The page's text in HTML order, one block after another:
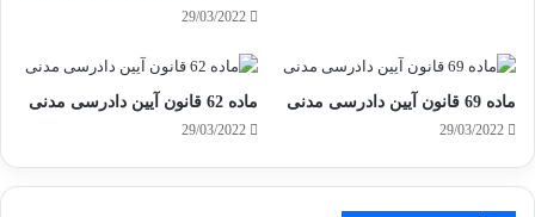
29/03/2022
ماده 69 قانون آیین دادرسی مدنی
29/03/2022
ماده 62 قانون آیین دادرسی مدنی
29/03/2022